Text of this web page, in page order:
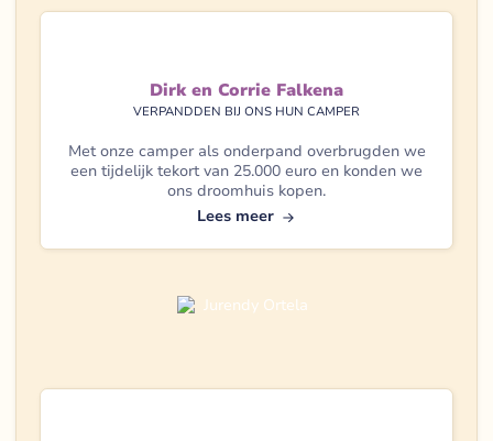
Dirk en Corrie Falkena
VERPANDDEN BIJ ONS HUN CAMPER
Met onze camper als onderpand overbrugden we
een tijdelijk tekort van 25.000 euro en konden we
ons droomhuis kopen.
Lees meer